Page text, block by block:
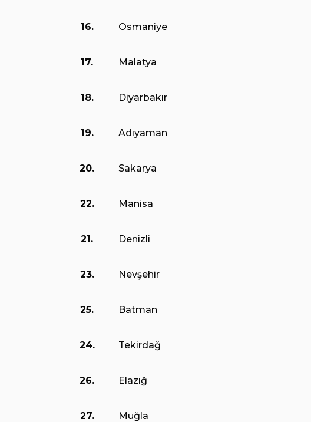
16. Osmaniye
17. Malatya
18. Diyarbakır
19. Adıyaman
20. Sakarya
22. Manisa
21. Denizli
23. Nevşehir
25. Batman
24. Tekirdağ
26. Elazığ
27. Muğla